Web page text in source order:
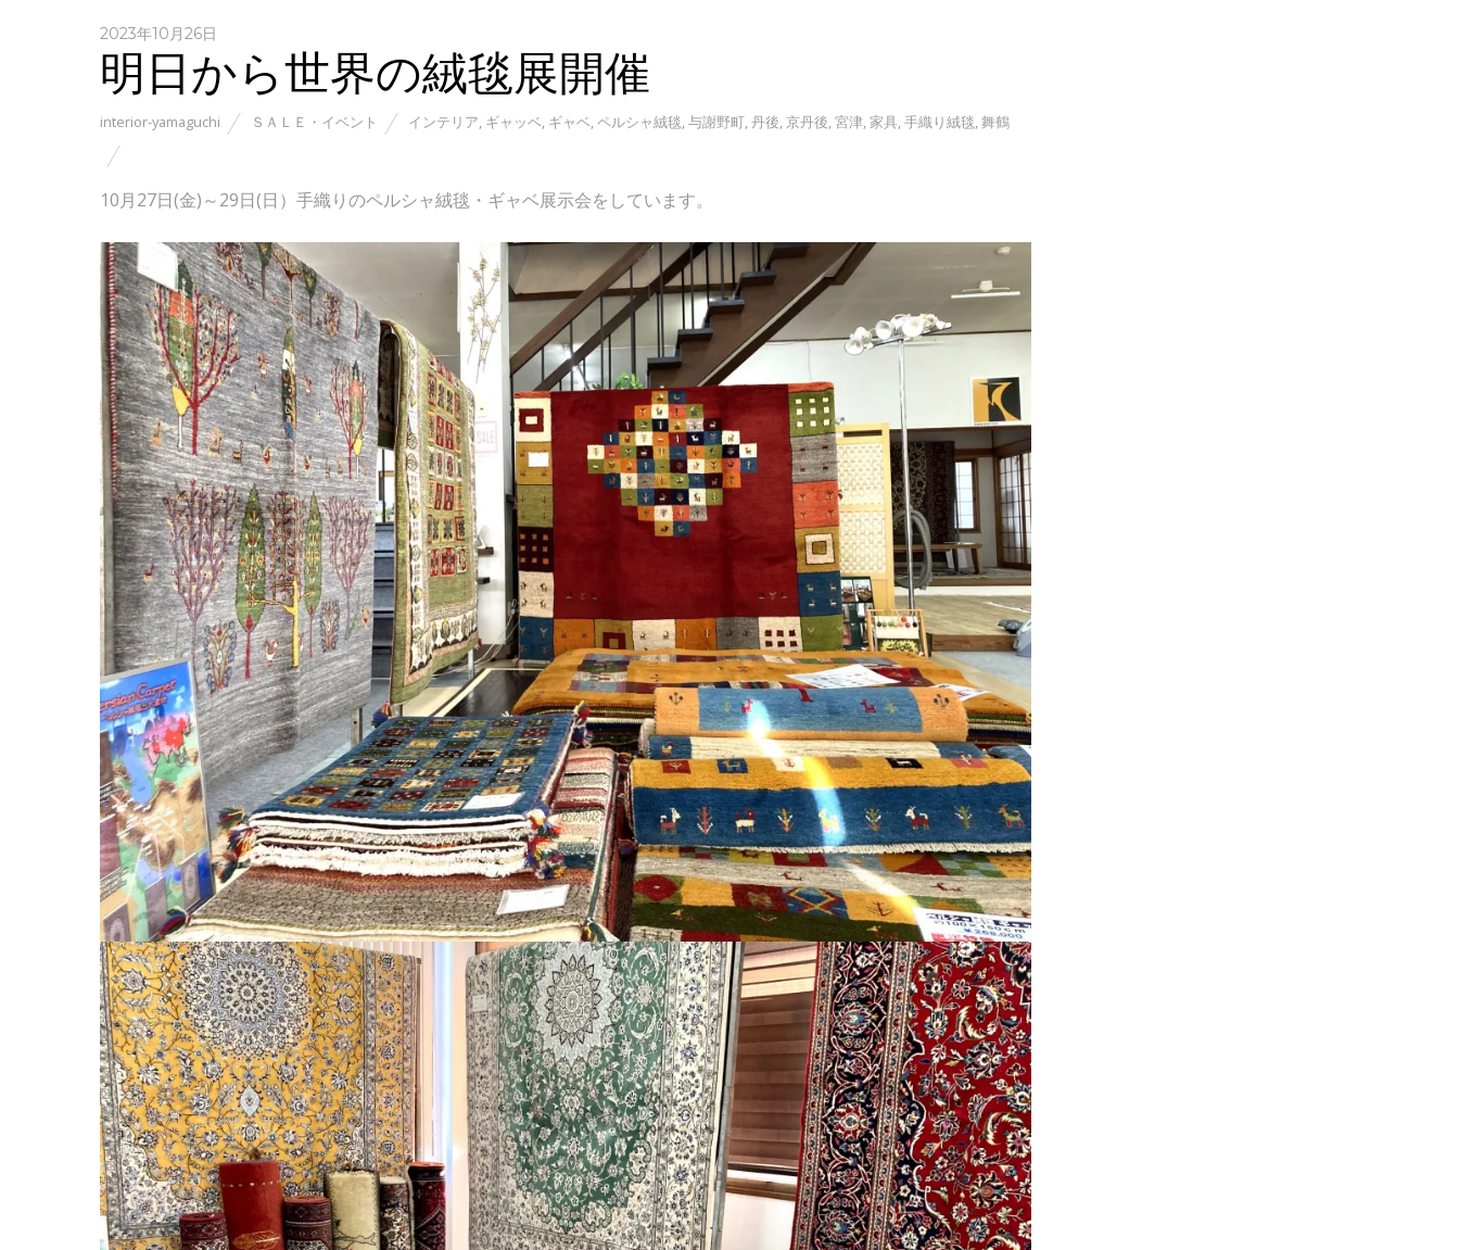
2023年10月26日
明日から世界の絨毯展開催
interior-yamaguchi ＳＡＬＥ・イベント インテリア, ギャッベ, ギャベ,ペルシャ絨毯,与謝野町,丹後,京丹後,宮津,家具,手織り絨毯,舞鶴
10月27日(金)～29日(日）手織りのペルシャ絨毯・ギャベ展示会をしています。